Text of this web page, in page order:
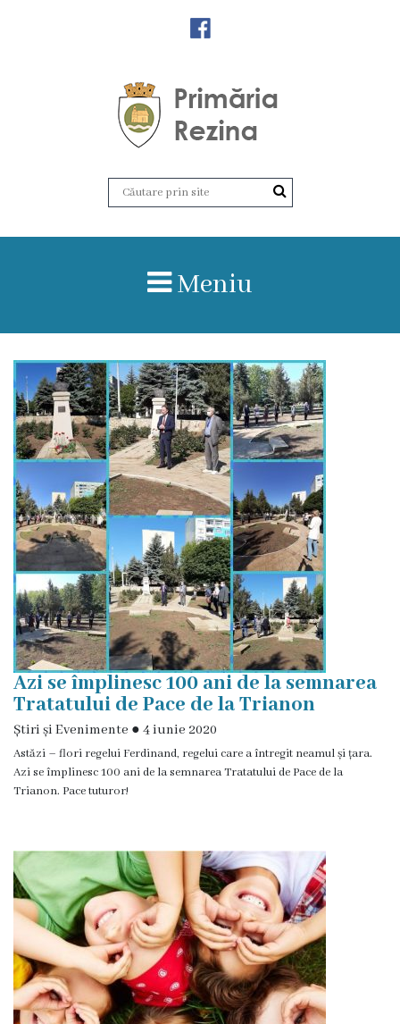
Amalgamare
în
Rezina
Primăria
Zile
de
audiență
Primarul
Aparatul
primăriei
Competențele
primarului
primarului
Plăți
salariale
încasate
Întreprinderi
Meniu
Azi se împlinesc 100 ani de la semnarea
Tratatului de Pace de la Trianon
Știri și Evenimente ● 4 iunie 2020
Astăzi – flori regelui Ferdinand, regelui care a întregit neamul și țara.
Azi se împlinesc 100 ani de la semnarea Tratatului de Pace de la
Trianon. Pace tuturor!